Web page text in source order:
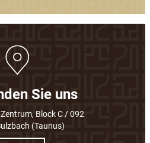
Sie uns
Block C / 092
(Taunus)